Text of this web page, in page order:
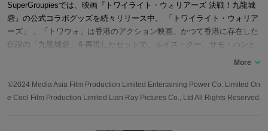
SuperGroupiesでは、映画『トワイライト・ウォリアーズ 決戦！九龍城
砦』の公式コラボグッズを続々リリース中。 「トワイライト・ウォリア
ーズ」 、「トワウォ」は香港のアクション映画。かつて香港に存在した
伝説の「九龍城砦」を再現したセットで、ルイス・クー、サモ・ハンと
いった香港映画界のレジェンドから若手実力派俳優が大迫力のアクショ
ン・ロッグワン）は無法地帯「九龍城砦」に逃げ込む……。そこで出会
った仲間たち、信一（ソンヤッ）、十二少（サップイー）、四仔（セイ
©2024 Media Asia Film Production Limited Entertaining Power Co. Limited On
e Cool Film Production Limited Lian Ray Pictures Co., Ltd All Rights Reserved.